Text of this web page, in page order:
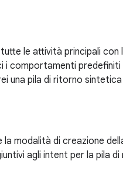
le attività principali con
i comportamenti predefiniti
una pila di ritorno
modalità di creazione
agli intent per la pila